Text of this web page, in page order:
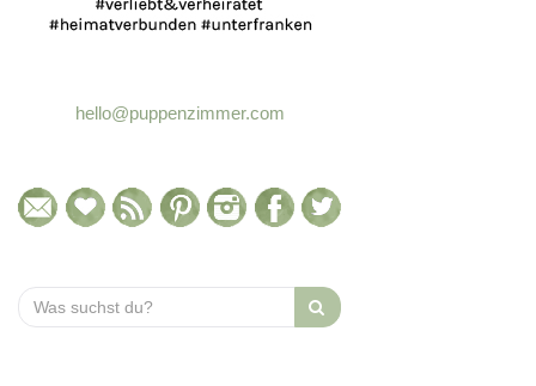
hello@puppenzimmer.com
Search
for: